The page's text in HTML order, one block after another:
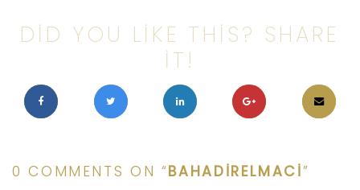
DID YOU LIKE THIS? SHARE
IT!
0 COMMENTS ON “BAHADIRELMACI”